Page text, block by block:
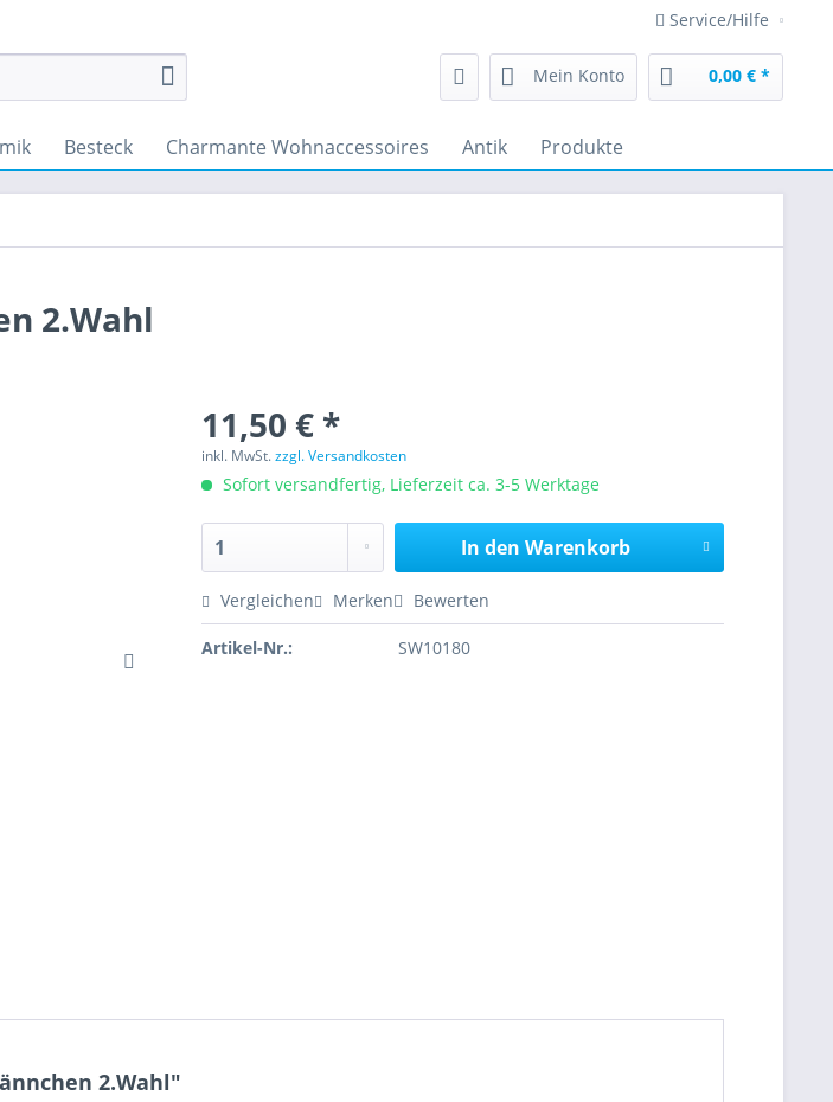
Service/Hilfe
Mein Konto 0,00 € *
Besteck Charmante Wohnaccessoires Antik Produkte
2.Wahl
11,50 € *
inkl. MwSt.zzgl. Versandkosten
Sofort versandfertig, Lieferzeit ca. 3-5 Werktage
In den Warenkorb
Vergleichen Merken Bewerten
Artikel-Nr.: SW10180
2.Wahl"